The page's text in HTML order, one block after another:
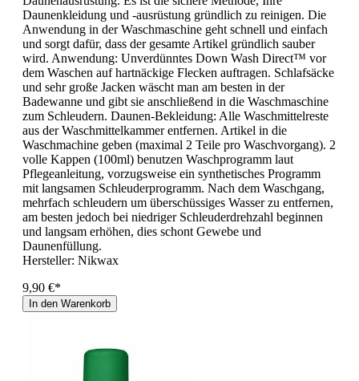
Daunenkleidung und -ausrüstung gründlich zu reinigen. Die
Anwendung in der Waschmaschine geht schnell und einfach
und sorgt dafür, dass der gesamte Artikel gründlich sauber
wird. Anwendung: Unverdünntes Down Wash Direct™ vor
dem Waschen auf hartnäckige Flecken auftragen. Schlafsäcke
und sehr große Jacken wäscht man am besten in der
Badewanne und gibt sie anschließend in die Waschmaschine
zum Schleudern. Daunen-Bekleidung: Alle Waschmittelreste
aus der Waschmittelkammer entfernen. Artikel in die
Waschmachine geben (maximal 2 Teile pro Waschvorgang). 2
volle Kappen (100ml) benutzen Waschprogramm laut
Pflegeanleitung, vorzugsweise ein synthetisches Programm
mit langsamen Schleuderprogramm. Nach dem Waschgang,
mehrfach schleudern um überschüssiges Wasser zu entfernen,
am besten jedoch bei niedriger Schleuderdrehzahl beginnen
und langsam erhöhen, dies schont Gewebe und
Daunenfüllung.
Hersteller: Nikwax
9,90 €*
In den Warenkorb